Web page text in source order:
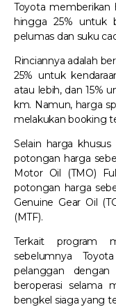
Toyota memberikan
hingga 25% untuk
pelumas dan suku
Rinciannya adalah
25% untuk
atau lebih, dan 15%
km. Namun, harga
melakukan booking
Selain harga
potongan harga
Motor Oil (TMO)
potongan harga
Genuine Gear Oil
(MTF).
Terkait program
sebelumnya
pelanggan
beroperasi selama
bengkel siaga yang